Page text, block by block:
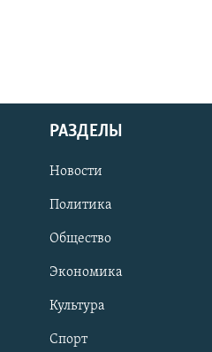
РАЗДЕЛЫ
Новости
Политика
Общество
Экономика
Культура
Спорт